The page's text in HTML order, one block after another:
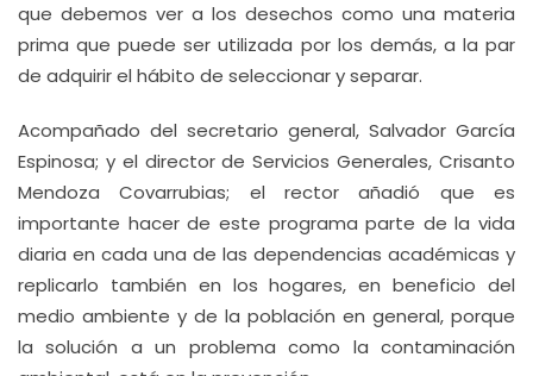
que debemos ver a los desechos como una materia
prima que puede ser utilizada por los demás, a la par
de adquirir el hábito de seleccionar y separar.
Acompañado del secretario general, Salvador García
Espinosa; y el director de Servicios Generales, Crisanto
Mendoza Covarrubias; el rector añadió que es
importante hacer de este programa parte de la vida
diaria en cada una de las dependencias académicas y
replicarlo también en los hogares, en beneficio del
medio ambiente y de la población en general, porque
la solución a un problema como la contaminación